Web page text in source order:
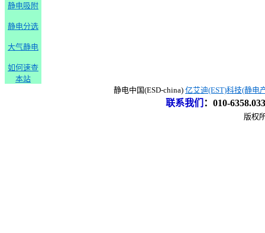
静电吸附
静电分选
大气静电
如何速查
本站
静电中国(ESD-china) 亿艾迪(EST)科技(静电
联系我们 ： 010-
版权